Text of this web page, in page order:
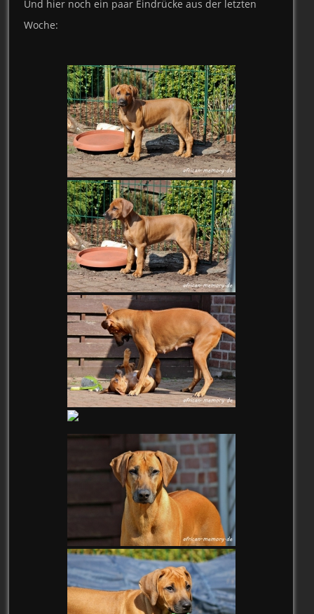
Und hier noch ein paar Eindrücke aus der letzten
Woche: